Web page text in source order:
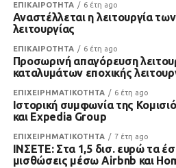
ΕΠΙΚΑΙΡΟΤΗΤΑ 6 έτη ago
Αναστέλλεται η λειτουργία
λειτουργίας
ΕΠΙΚΑΙΡΟΤΗΤΑ 6 έτη ago
Προσωρινή απαγόρευση
καταλυμάτων εποχικής
ΕΠΙΧΕΙΡΗΜΑΤΙΚΟΤΗΤΑ 6 έτη ago
Ιστορική συμφωνία της
και Expedia Group
ΕΠΙΧΕΙΡΗΜΑΤΙΚΟΤΗΤΑ 7 έτη ago
ΙΝΣΕΤΕ: Στα 1,5 δισ. ευρώ τα
μισθώσεις μέσω Airbnb και